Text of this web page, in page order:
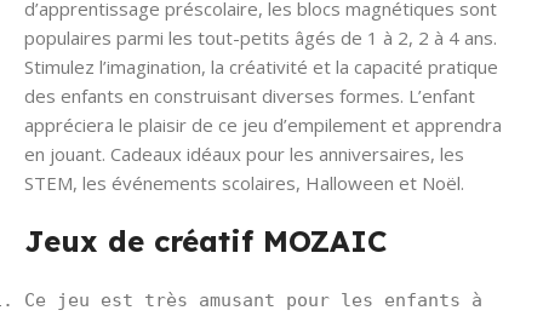
d’apprentissage préscolaire, les blocs magnétiques sont
populaires parmi les tout-petits âgés de 1 à 2, 2 à 4 ans.
Stimulez l’imagination, la créativité et la capacité pratique
des enfants en construisant diverses formes. L’enfant
appréciera le plaisir de ce jeu d’empilement et apprendra
en jouant. Cadeaux idéaux pour les anniversaires, les
STEM, les événements scolaires, Halloween et Noël.
Jeux de créatif MOZAIC
Ce jeu est très amusant pour les enfants à